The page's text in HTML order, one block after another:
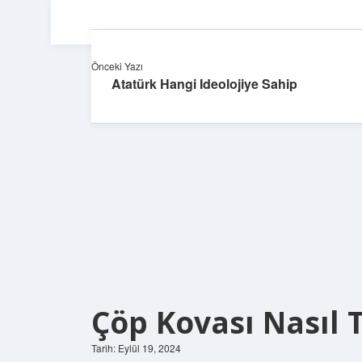
Çöp Kovası
Tarih: Eylül 19, 2024
Önceki Yazı
Atatürk Hangi Ideolojiye Sahip